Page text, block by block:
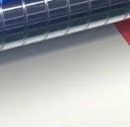
giỏ hàng.